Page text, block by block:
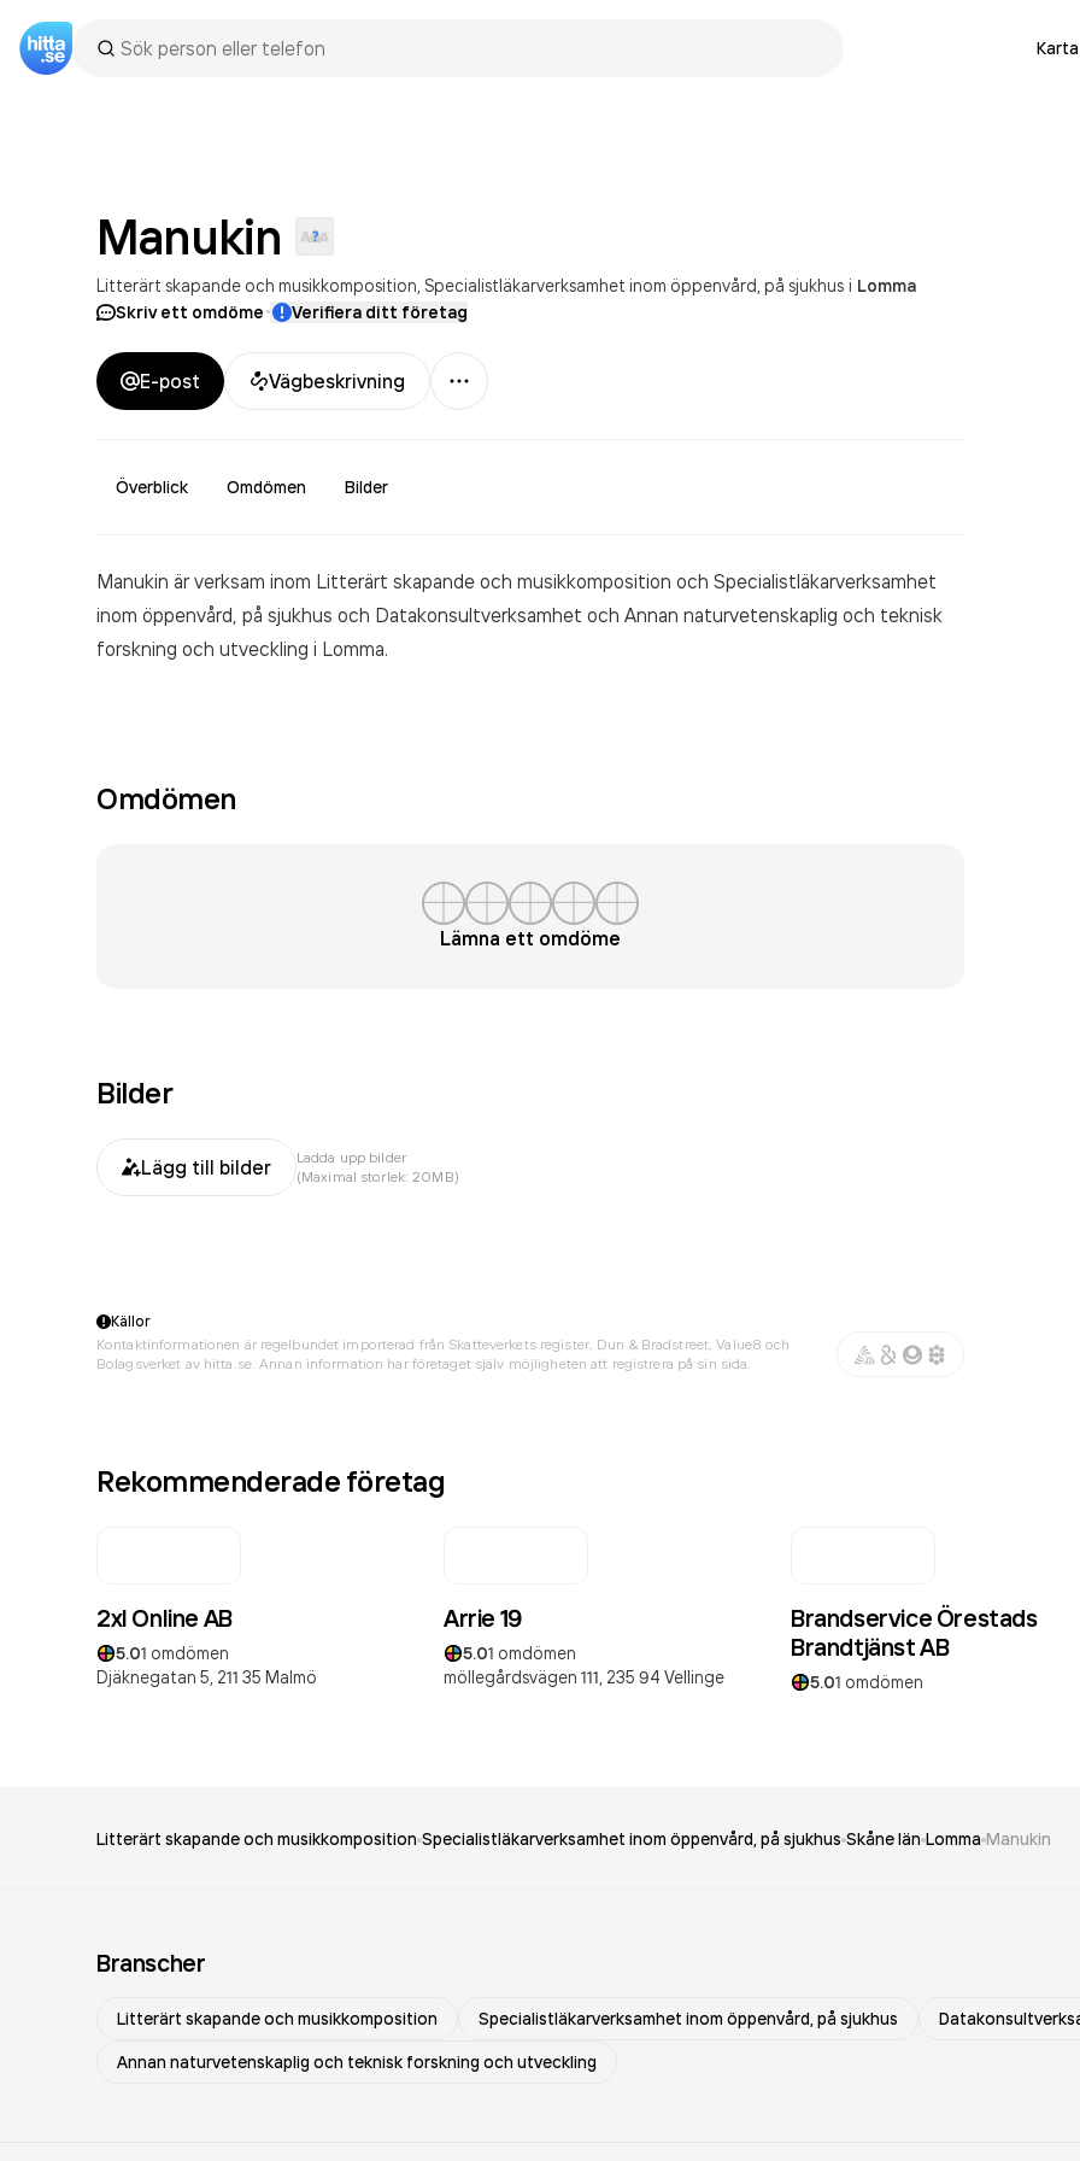
Karta
Manukin
Litterärt skapande och musikkomposition Specialistläkarverksamhet inom öppenvård, på sjukhus i Lomma
Skriv ett omdöme· Verifiera ditt företag
E-post Vägbeskrivning
Mer
Överblick Omdömen Bilder
Manukin är verksam inom Litterärt skapande och musikkomposition och Specialistläkarverksamhet
inom öppenvård, på sjukhus och Datakonsultverksamhet och Annan naturvetenskaplig och teknisk
forskning och utveckling i Lomma.
Omdömen
Lämna ett omdöme
Bilder
Lägg till bilder
Ladda upp bilder
(Maximal storlek: 20MB)
Källor
Kontaktinformationen är regelbundet importerad från Skatteverkets register, Dun & Bradstreet, Value8 och
Bolagsverket av hitta.se. Annan information har företaget själv möjligheten att registrera på sin sida.
Rekommenderade företag
2xl Online AB
5.01 omdömen
Djäknegatan 5, 211 35 Malmö
Arrie 19
5.01 omdömen
möllegårdsvägen 111, 235 94 Vellinge
Brandservice Örestads
Brandtjänst AB
5.01 omdömen
Litterärt skapande och musikkomposition Specialistläkarverksamhet inom öppenvård, på sjukhus Skåne län Lomma Manukin
Branscher
Litterärt skapande och musikkomposition Specialistläkarverksamhet inom öppenvård, på sjukhus
Annan naturvetenskaplig och teknisk forskning och utveckling